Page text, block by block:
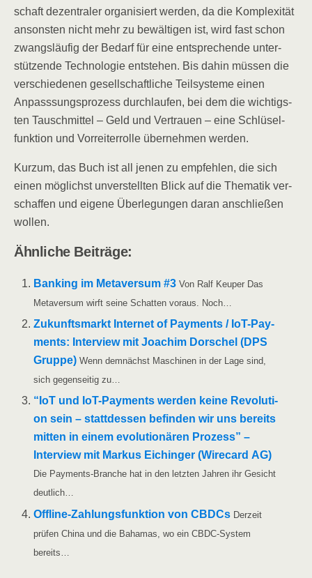
schaft dezen­tra­ler orga­ni­siert wer­den, da die Kom­ple­xi­tät
ansons­ten nicht mehr zu bewäl­ti­gen ist, wird fast schon
zwangs­läu­fig der Bedarf für eine ent­spre­chen­de unter­
stüt­zen­de Tech­no­lo­gie ent­ste­hen. Bis dahin müs­sen die
ver­schie­de­nen gesell­schaft­li­che Teil­sys­te­me einen
Anpass­sungs­pro­zess durch­lau­fen, bei dem die wich­tigs­
ten Tausch­mit­tel – Geld und Ver­trau­en – eine Schlüsel­
funk­ti­on und Vor­rei­ter­rol­le über­neh­men werden.
Kurz­um, das Buch ist all jenen zu emp­feh­len, die sich
einen mög­lichst unver­stell­ten Blick auf die The­ma­tik ver­
schaf­fen und eige­ne Über­le­gun­gen dar­an anschlie­ßen
wollen.
Ähn­li­che Beiträge:
Ban­king im Meta­ver­sum #3 Von Ralf Keu­per Das
Meta­ver­sum wirft sei­ne Schat­ten vor­aus. Noch…
Zukunfts­markt Inter­net of Pay­ments /​​ IoT-Pay­­
ments: Inter­view mit Joa­chim Dor­schel (DPS
Grup­pe) Wenn dem­nächst Maschi­nen in der Lage sind,
sich gegen­sei­tig zu…
“IoT und IoT-Pay­­ments wer­den kei­ne Revo­lu­ti­
on sein – statt­des­sen befin­den wir uns bereits
mit­ten in einem evo­lu­tio­nä­ren Pro­zess” –
Inter­view mit Mar­kus Eichin­ger (Wire­card AG)
Die Pay­­ments-Bran­che hat in den letz­ten Jah­ren ihr Gesicht
deutlich…
Off­­li­ne-Zah­­lungs­­­fun­k­­ti­on von CBDCs Der­zeit
prü­fen Chi­na und die Baha­mas, wo ein CBDC-Sys­­tem
bereits…